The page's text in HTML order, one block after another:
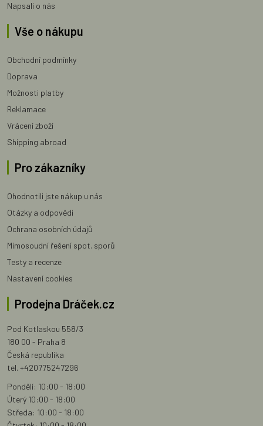
Napsali o nás
Vše o nákupu
Obchodní podmínky
Doprava
Možnosti platby
Reklamace
Vrácení zboží
Shipping abroad
Pro zákazníky
Ohodnotili jste nákup u nás
Otázky a odpovědi
Ochrana osobních údajů
Mimosoudní řešení spot. sporů
Testy a recenze
Nastavení cookies
Prodejna Dráček.cz
Pod Kotlaskou 558/3
180 00 - Praha 8
Česká republika
tel. +420775247296
Pondělí: 10:00 - 18:00
Úterý 10:00 - 18:00
Středa: 10:00 - 18:00